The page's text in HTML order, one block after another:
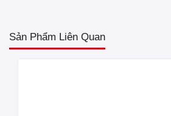
Sản Phẩm Liên Quan